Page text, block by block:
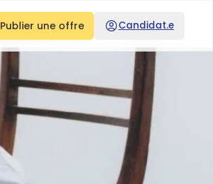
Publier une offre Candidat.e